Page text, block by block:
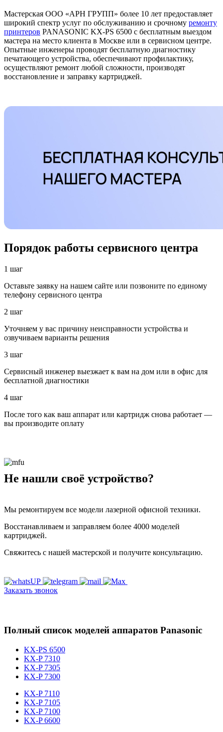
Мастерская ООО «АРН ГРУПП» более 10 лет предоставляет
широкий спектр услуг по обслуживанию и срочному ремонту
принтеров PANASONIC KX-PS 6500 с бесплатным выездом
мастера на место клиента в Москве или в сервисном центре.
Опытные инженеры проводят бесплатную диагностику
печатающего устройства, обеспечивают профилактику,
осуществляют ремонт любой сложности, производят
восстановление и заправку картриджей.
Порядок работы сервисного центра
1 шаг
Оставьте заявку на нашем сайте или позвоните по единому
телефону сервисного центра
2 шаг
Уточняем у вас причину неисправности устройства и
озвучиваем варианты решения
3 шаг
Сервисный инженер выезжает к вам на дом или в офис для
бесплатной диагностики
4 шаг
После того как ваш аппарат или картридж снова работает —
вы производите оплату
Не нашли своё устройство?
Мы ремонтируем все модели лазерной офисной техники.
Восстанавливаем и заправляем более 4000 моделей
картриджей.
Свяжитесь с нашей мастерской и получите консультацию.
Заказать звонок
Полный список моделей аппаратов Panasonic
KX-PS 6500
KX-P 7310
KX-P 7305
KX-P 7300
KX-P 7110
KX-P 7105
KX-P 7100
KX-P 6600